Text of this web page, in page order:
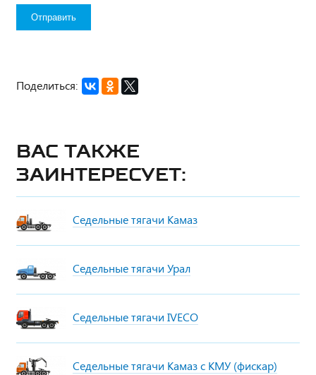
Поделиться:
Вас также
заинтересует:
Седельные тягачи Камаз
Седельные тягачи Урал
Седельные тягачи IVECO
Седельные тягачи Камаз с КМУ (фискар)